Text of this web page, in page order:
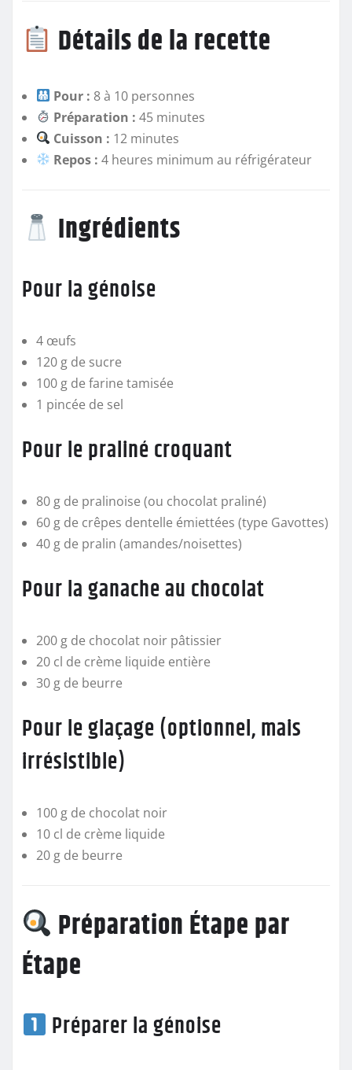
Détails de la recette
Pour : 8 à 10 personnes
Préparation : 45 minutes
Cuisson : 12 minutes
Repos : 4 heures minimum au réfrigérateur
Ingrédients
Pour la génoise
4 œufs
120 g de sucre
100 g de farine tamisée
1 pincée de sel
Pour le praliné croquant
80 g de pralinoise (ou chocolat praliné)
60 g de crêpes dentelle émiettées (type Gavottes)
40 g de pralin (amandes/noisettes)
Pour la ganache au chocolat
200 g de chocolat noir pâtissier
20 cl de crème liquide entière
30 g de beurre
Pour le glaçage (optionnel, mais
irrésistible)
100 g de chocolat noir
10 cl de crème liquide
20 g de beurre
Préparation Étape par
Étape
Préparer la génoise